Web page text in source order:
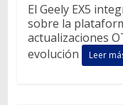
El Geely EX5
sobre la
actualizaciones
evolución
Leer